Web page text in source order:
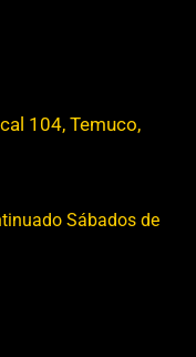
104, Temuco,
Sábados de